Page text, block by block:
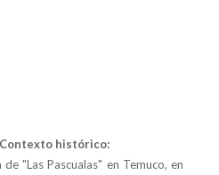
histórico:
"Las Pascualas" en Temuco, en